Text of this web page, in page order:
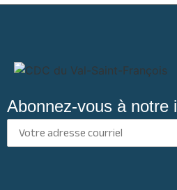
Abonnez-vous à notre